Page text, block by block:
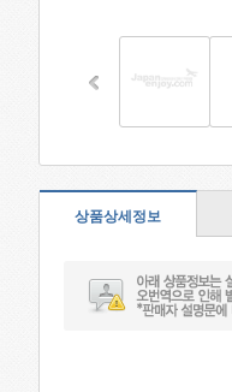
상품상세정보